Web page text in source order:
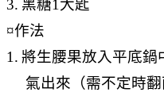
3. 黑糖1大匙
¤作法
1. 將生腰果放入平底鍋
氣出來（需不定時